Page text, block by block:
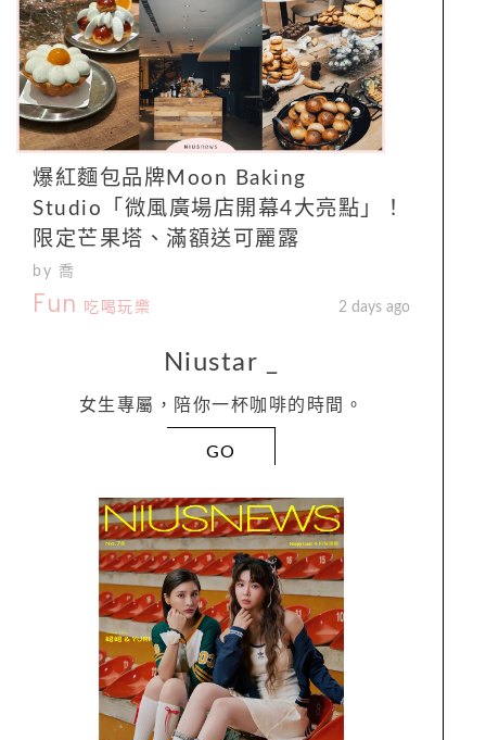
爆紅麵包品牌Moon Baking
Studio「微風廣場店開幕4大亮點」！
限定芒果塔、滿額送可麗露
by 喬
Fun 吃喝玩樂 2 days ago
Niustar
女生專屬，陪你一杯咖啡的時間。
GO